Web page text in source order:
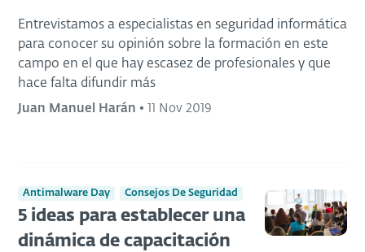
Entrevistamos a especialistas en seguridad informática
para conocer su opinión sobre la formación en este
campo en el que hay escasez de profesionales y que
hace falta difundir más
Juan Manuel Harán • 11 Nov 2019
Antimalware Day Consejos De Seguridad
5 ideas para establecer una
dinámica de capacitación